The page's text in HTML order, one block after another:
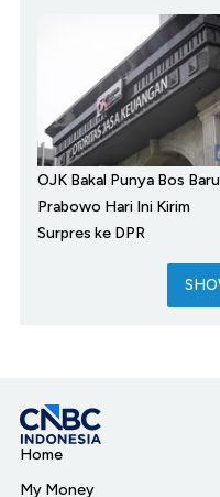
OJK Bakal Punya Bos
Prabowo Hari Ini Kirim
Surpres ke DPR
Home
My Money